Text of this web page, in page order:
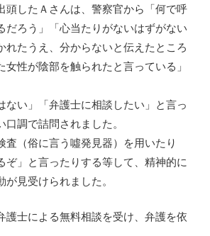
頭したＡさんは、警察官から「何で呼
だろう」「心当たりがないはずがない
れたうえ、分からないと伝えたところ
女性が陰部を触られたと言っている」
ない」「弁護士に相談したい」と言っ
調で詰問されました。
査（俗に言う噓発見器）を用いたり
ぞ」と言ったりする等して、精神的に
見受けられました。
護士による無料相談を受け、弁護を依